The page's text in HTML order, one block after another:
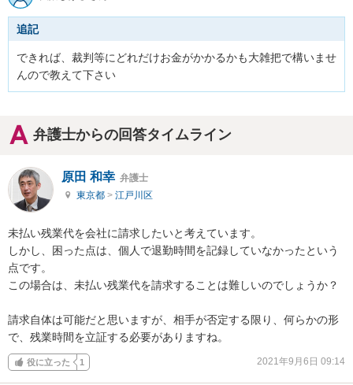
追記
できれば、裁判等にどれだけお金がかかるかも大雑把で構いませ
んので教えて下さい
弁護士からの回答タイムライン
原田 和幸 弁護士
東京都 > 江戸川区
未払い残業代を会社に請求したいと考えています。
しかし、困った点は、個人で退勤時間を記録していなかったという
点です。
この場合は、未払い残業代を請求することは難しいのでしょうか？
請求自体は可能だと思いますが、相手が否定する限り、何らかの形
で、残業時間を立証する必要がありますね。
役に立った 1 2021年9月6日 09:14